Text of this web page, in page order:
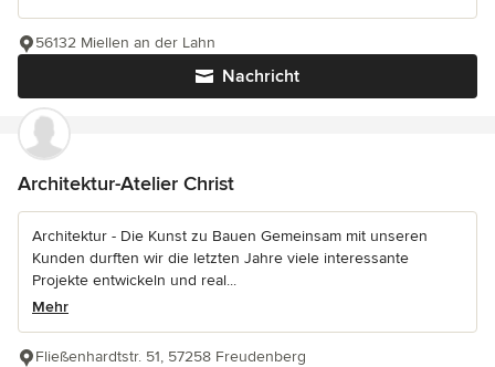
Nachricht
56132 Miellen an der Lahn
Architektur-Atelier Christ
Architektur - Die Kunst zu Bauen Gemeinsam mit unseren
Kunden durften wir die letzten Jahre viele interessante
Projekte entwickeln und real...
Mehr
Fließenhardtstr. 51, 57258 Freudenberg